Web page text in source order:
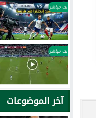
بث مباشر
بث مباشر
آخر الموضوعات